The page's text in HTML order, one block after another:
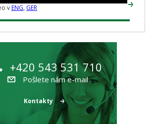
vENG, GER
+420 543 531 710
Pošlete nám e-mail
Kontakty